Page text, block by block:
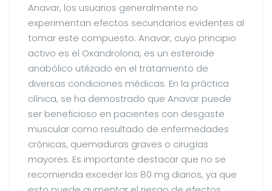
Anavar, los usuarios generalmente no
experimentan efectos secundarios evidentes al
tomar este compuesto. Anavar, cuyo principio
activo es el Oxandrolona, es un esteroide
anabólico utilizado en el tratamiento de
diversas condiciones médicas. En la práctica
clínica, se ha demostrado que Anavar puede
ser beneficioso en pacientes con desgaste
muscular como resultado de enfermedades
crónicas, quemaduras graves o cirugías
mayores. Es importante destacar que no se
recomienda exceder los 80 mg diarios, ya que